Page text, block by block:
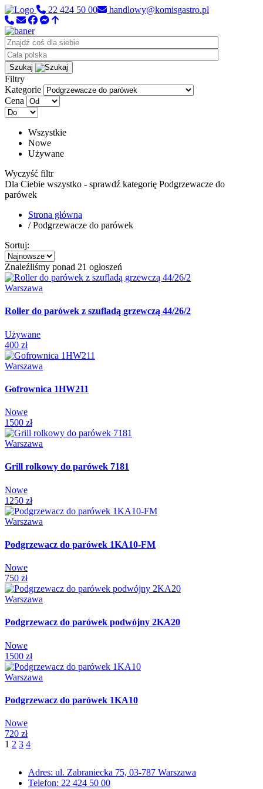
22 424 50 00 handlowy@komisgastro.pl
Szukaj
Filtry
Kategorie
Cena
Wszystkie
Nowe
Używane
Wyczyść filtr
Dla Ciebie wszystko - sprawdź kategorię Podgrzewacze do
parówek
Strona główna
/ Podgrzewacze do parówek
Sortuj:
Znaleźliśmy ponad 21 ogłoszeń
Warszawa
Roller do parówek z szufladą grzewczą 44/26/2
Używane
400 zł
Warszawa
Gofrownica 1HW211
Nowe
1500 zł
Warszawa
Grill rolkowy do parówek 7181
Nowe
1250 zł
Warszawa
Podgrzewacz do parówek 1KA10-FM
Nowe
750 zł
Warszawa
Podgrzewacz do parówek podwójny 2KA20
Nowe
1500 zł
Warszawa
Podgrzewacz do parówek 1KA10
Nowe
720 zł
1 2 3 4
Adres: ul. Zabraniecka 75, 03-787 Warszawa
Telefon: 22 424 50 00